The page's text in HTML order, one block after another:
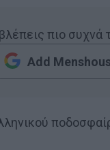
βλέπεις πιο
Add